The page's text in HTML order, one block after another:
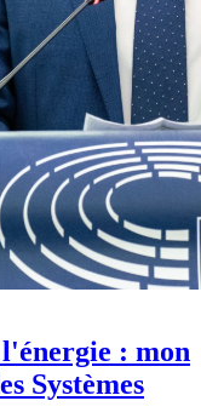
: mon
Systèmes